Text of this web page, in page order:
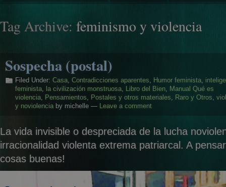
Tag Archive: feminismo y violencia
Sospecha (postal)
Filed Under: Casa, Contradicciones aparentes, Humor feminista,
feminista, la civilización monstruosa, Libro del Bien, Manual Qué es
violencia, Pensamientos, Postales y otros materiales, Raro y Otros,
y noviolencia by michelle — Leave a comment
La vida invisible o despreciada de la lucha
irracionalidad violenta extrema patriarcal. A
cosas buenas!